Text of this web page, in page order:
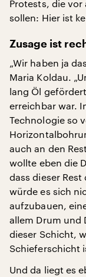
Protests, die
sollen: Hier ist
Zusage ist
„Wir haben ja
Maria Koldau.
lang Öl
erreichbar war.
Technologie so
auch an den
wollte eben die
dass dieser
würde es sich
aufzubauen,
allem Drum und
dieser Schicht,
Schieferschicht
Und da liegt es